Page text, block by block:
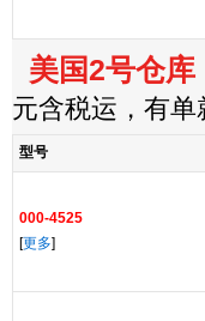
美国2号仓库
元含税运，有
型号
000-4525
[更多]